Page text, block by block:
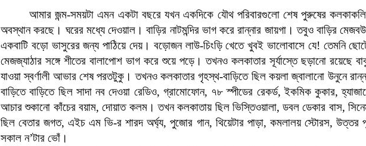
আমার জন্ম-সময়টা এমন একটা বছরে যখন একদিকে যৌথ পরিবারগুলো শেষ পুরুষের
অবস্থান করছে। ঘরের মধ্যে দেওয়াল। বাড়ির নাটমন্দির ভাগ করে রান্নার জায়গা। তবুও বাড়ির মেজবউ
একবাটি বড়ো ভাসুরের জন্য পাঠিয়ে দেয়। বড়োজন লাউ-চিংড়ি খেতে খুবই ভালোবাসে যে! তেমনি
মেজজ্যাঠার সঙ্গে শীতের বালাপোশ ভাগ করে শুয়ে পড়ে। তখনও কলকাতার সূর্যাস্তে ছড়ানো রয়েছে
যাওয়া স্বর্ণালী আভার শেষ পরতটুকু। তখনও কলকাতার গৃহস্থ-বাড়িতে ছিল কয়লা জ্বালানো উনুনে
বাড়িতে বাড়িতে ছিল সাদা নব দেওয়া রেডিও, গ্রামোফোন, ৭৮ স্পীডের রেকর্ড, ইকমিক কুকার,
আচার শুকানো কাঁচের বয়াম, দোয়াত কলম। তখন কলকাতায় ছিল ভিস্তিওয়ালা, ডবল ডেকার বাস,
ছিল বেতার জগত, এইচ এম ভি-র শারদ অর্ঘ্য, পুজোর গান, থিয়েটার পাড়া, কমলালয় স্টোরস, উত্তর
সকাল ন’টার ভোঁ।